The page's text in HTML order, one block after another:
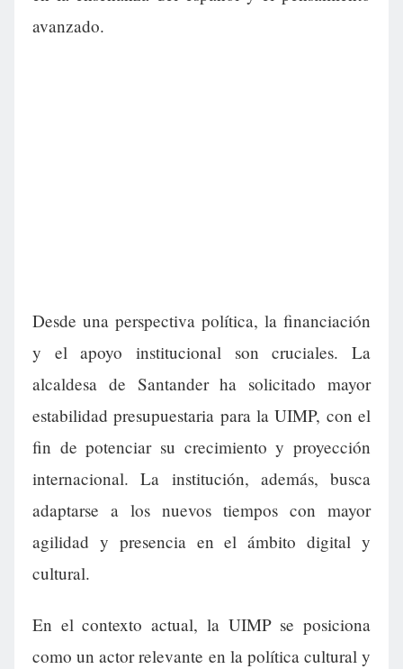
avanzado.
Desde una perspectiva política, la financiación
y el apoyo institucional son cruciales. La
alcaldesa de Santander ha solicitado mayor
estabilidad presupuestaria para la UIMP, con el
fin de potenciar su crecimiento y proyección
internacional. La institución, además, busca
adaptarse a los nuevos tiempos con mayor
agilidad y presencia en el ámbito digital y
cultural.
En el contexto actual, la UIMP se posiciona
como un actor relevante en la política cultural y